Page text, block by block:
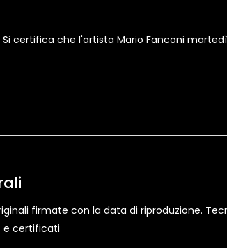
Si certifica che l'artista Mario Fanconi
firmate con la data di riproduzione.
e certificati